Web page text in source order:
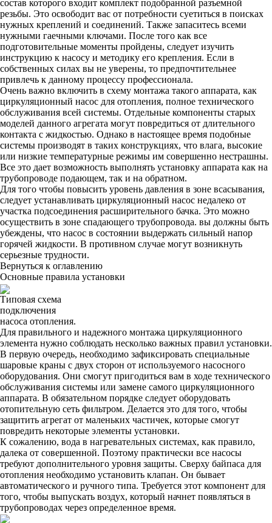
состав которого входит комплект подобранной разъемной
резьбы. Это освободит вас от потребности суетиться в поисках
нужных креплений и соединений. Также запаситесь всеми
нужными гаечными ключами. После того как все
подготовительные моменты пройдены, следует изучить
инструкцию к насосу и методику его крепления. Если в
собственных силах вы не уверены, то предпочтительнее
привлечь к данному процессу профессионала.
Очень важно включить в схему монтажа такого аппарата, как
циркуляционный насос для отопления, полное технического
обслуживания всей системы. Отдельные компоненты старых
моделей данного агрегата могут повредиться от длительного
контакта с жидкостью. Однако в настоящее время подобные
системы производят в таких конструкциях, что влага, высокие
или низкие температурные режимы им совершенно нестрашны.
Все это дает возможность выполнять установку аппарата как на
трубопроводе подающем, так и на обратном.
Для того чтобы повысить уровень давления в зоне всасывания,
следует устанавливать циркуляционный насос недалеко от
участка подсоединения расширительного бачка. Это можно
осуществить в зоне спадающего трубопровода. вы должны быть
убеждены, что насос в состоянии выдержать сильный напор
горячей жидкости. В противном случае могут возникнуть
серьезные трудности.
Вернуться к оглавлению
Основные правила установки
Типовая схема
подключения
насоса отопления.
Для правильного и надежного монтажа циркуляционного
элемента нужно соблюдать несколько важных правил установки.
В первую очередь, необходимо зафиксировать специальные
шаровые краны с двух сторон от используемого насосного
оборудования. Они смогут пригодиться вам в ходе технического
обслуживания системы или замене самого циркуляционного
аппарата. В обязательном порядке следует оборудовать
отопительную сеть фильтром. Делается это для того, чтобы
защитить агрегат от маленьких частичек, которые смогут
повредить некоторые элементы установки.
К сожалению, вода в нагревательных системах, как правило,
далека от совершенной. Поэтому практически все насосы
требуют дополнительного уровня защиты. Сверху байпаса для
отопления необходимо установить клапан. Он бывает
автоматического и ручного типа. Требуется этот компонент для
того, чтобы выпускать воздух, который начнет появляться в
трубопроводах через определенное время.